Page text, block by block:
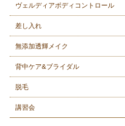
ヴェルディアボディコントロール
差し入れ
無添加透輝メイク
背中ケア&ブライダル
脱毛
講習会